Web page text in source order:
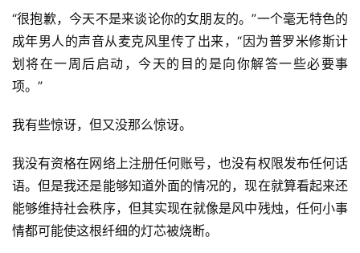
“很抱歉，今天不是来谈论你的女朋友的。”一个毫无特色的
成年男人的声音从麦克风里传了出来，“因为普罗米修斯计
划将在一周后启动，今天的目的是向你解答一些必要事
项。”
我有些惊讶，但又没那么惊讶。
我没有资格在网络上注册任何账号，也没有权限发布任何话
语。但是我还是能够知道外面的情况的，现在就算看起来还
能够维持社会秩序，但其实现在就像是风中残烛，任何小事
情都可能使这根纤细的灯芯被烧断。